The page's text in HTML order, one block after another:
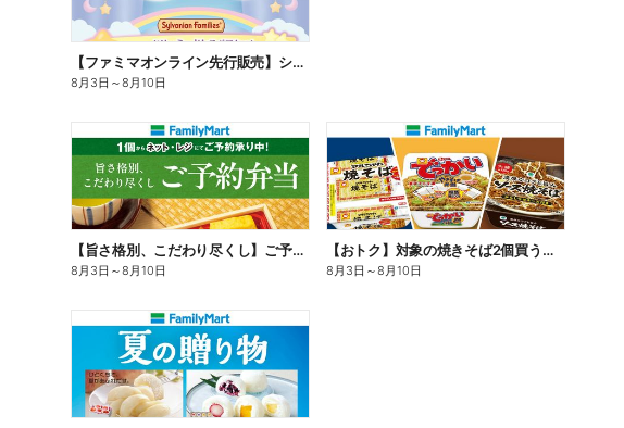
【ファミマオンライン先行販売】シルバニアファミリー
8月3日 ～8月10日
【旨さ格別、こだわり尽くし】ご予約弁当
8月3日 ～8月10日
【おトク】対象の焼きそば2個買うと100円引き!
8月3日 ～8月10日